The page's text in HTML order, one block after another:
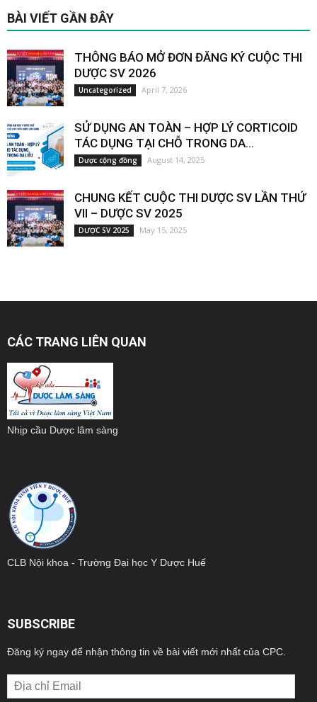
BÀI VIẾT GẦN ĐÂY
THÔNG BÁO MỞ ĐƠN ĐĂNG KÝ CUỘC THI
DƯỢC SV 2026
Uncategorized April 7, 2026
SỬ DỤNG AN TOÀN – HỢP LÝ CORTICOID
TÁC DỤNG TẠI CHỖ TRONG DA...
Dược cộng đồng August 14, 2025
CHUNG KẾT CUỘC THI DƯỢC SV LẦN THỨ
VII – DƯỢC SV 2025
DƯỢC SV 2025 May 15, 2025
CÁC TRANG LIÊN QUAN
Nhịp cầu Dược lâm sàng
CLB Nội khoa - Trường Đại học Y Dược Huế
SUBSCRIBE
Đăng ký ngay để nhận thông tin về bài viết mới nhất của CPC.
Địa
chỉ